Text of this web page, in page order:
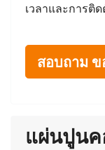
เวลาและการติ
สอบถาม ข
แผ่นปูนค